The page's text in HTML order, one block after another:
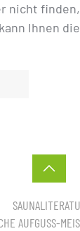
nicht
Ihnen
AUFGUSS-